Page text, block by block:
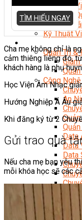
Kỹ Thuật
Kỹ Thuật
Thiết Kế
Kỹ Thuật
Ngành Khác
Quản Trị &
Công
An
Data
Data
Data
Trọn
TÌM HIỂU NGAY
Cha mẹ không chỉ là
cảm thiêng liêng đó,
khách hàng là phụ
Học Viện Âm Nhạc
Hướng Nghiệp Á Âu
Khi đăng ký từ 2
Gửi trao quà
Nếu cha mẹ bạn yêu
mỗi khóa học sẽ các